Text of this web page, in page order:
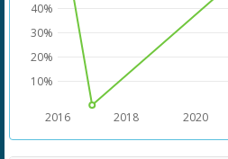
2016 2018 2020
10%
20%
30%
40%